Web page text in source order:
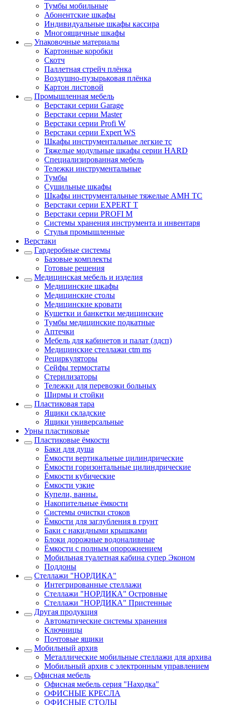
Тумбы мобильные
Абонентские шкафы
Индивидуальные шкафы кассира
Многоящичные шкафы
Упаковочные материалы
Картонные коробки
Скотч
Паллетная стрейч плёнка
Воздушно-пузырьковая плёнка
Картон листовой
Промышленная мебель
Верстаки серии Garage
Верстаки серии Master
Верстаки серии Profi W
Верстаки серии Expert WS
Шкафы инструментальные легкие тс
Тяжелые модульные шкафы серии HARD
Cпециализированная мебель
Тележки инструментальные
Тумбы
Cушильные шкафы
Шкафы инструментальные тяжелые AMH TC
Верстаки серии EXPERT T
Верстаки серии PROFI M
Системы хранения инструмента и инвентаря
Стулья промышленные
Верстаки
Гардеробные системы
Базовые комплекты
Готовые решения
Медицинская мебель и изделия
Медицинские шкафы
Медицинские столы
Медицинские кровати
Кушетки и банкетки медицинские
Тумбы медицинские подкатные
Аптечки
Мебель для кабинетов и палат (лдсп)
Медицинские стеллажи ctm ms
Рециркуляторы
Сейфы термостаты
Стерилизаторы
Тележки для перевозки больных
Ширмы и стойки
Пластиковая тара
Ящики складские
Ящики универсальные
Урны пластиковые
Пластиковые ёмкости
Баки для душа
Ёмкости вертикальные цилиндрические
Ёмкости горизонтальные цилиндрические
Ёмкости кубические
Ёмкости узкие
Купели, ванны.
Накопительные ёмкости
Системы очистки стоков
Ёмкости для заглубления в грунт
Баки с накидными крышками
Блоки дорожные водоналивные
Ёмкости с полным опорожнением
Мобильная туалетная кабина супер Эконом
Поддоны
Стеллажи "НОРДИКА"
Интегрированные стеллажи
Стеллажи "НОРДИКА" Островные
Стеллажи "НОРДИКА" Пристенные
Другая продукция
Автоматические системы хранения
Ключницы
Почтовые ящики
Мобильный архив
Металлические мобильные стеллажи для архива
Мобильный архив с электронным управлением
Офисная мебель
Офисная мебель серия "Находка"
ОФИСНЫЕ КРЕСЛА
ОФИСНЫЕ СТОЛЫ